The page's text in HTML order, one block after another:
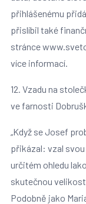
přihlášenému
přislíbil také
stránce
více informací.
12. Vzadu na
ve farnosti
„Když se Josef
přikázal: vzal svou
určitém ohledu
skutečnou
Podobně jako